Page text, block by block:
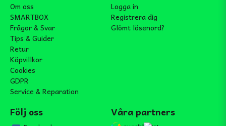
Om oss
SMARTBOX
Frågor & Svar
Tips & Guider
Retur
Köpvillkor
Cookies
GDPR
Service & Reparation
Logga in
Registrera dig
Glömt lösenord?
Följ oss Våra partners